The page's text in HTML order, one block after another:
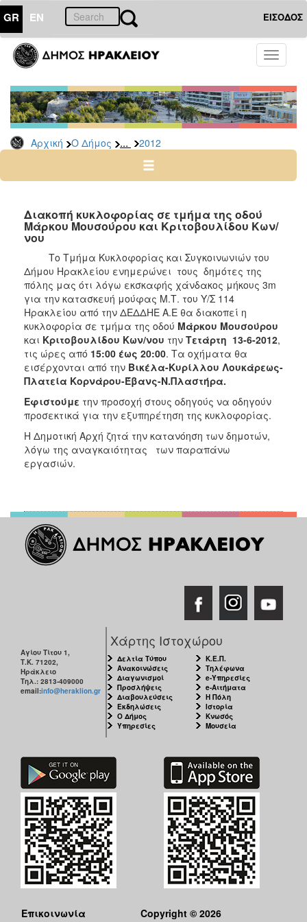
GR EN ΕΙΣΟΔΟΣ
Toggle
Αρχική Ο Δήμος ... 2012
ΔΗΜΟΣ
Δελτία
Τύπου
Αρχείο
2026
2024
2022
2020
2019
2018
2017
2016
2015
2012
2011
2010
ΤΟΠΟΣ
Διακοπή κυκλοφορίας σε τμήμα της οδού
Μάρκου Μουσούρου και Κριτοβουλίδου Κων/
νου
Το Τμήμα Κυκλοφορίας και Συγκοινωνιών του
Δήμου Ηρακλείου ενημερώνει τους δημότες της
πόλης μας ότι λόγω εκσκαφής χάνδακος μήκους 3m
για την κατασκευή μούφας Μ.Τ. του Υ/Σ 114
Ηρακλείου από την ΔΕΔΔΗΕ Α.Ε θα διακοπεί η
κυκλοφορία σε τμήμα της οδού Μάρκου Μουσούρου
και Κριτοβουλίδου Κων/νου την Τετάρτη 13-6-2012,
τις ώρες από 15:00 έως 20:00. Τα οχήματα θα
εισέρχονται από την Βικέλα-Κυρίλλου Λουκάρεως-
Πλατεία Κορνάρου-Έβανς-Ν.Πλαστήρα.
Εφιστούμε την προσοχή στους οδηγούς να οδηγούν
προσεκτικά για την εξυπηρέτηση της κυκλοφορίας.
Η Δημοτική Αρχή ζητά την κατανόηση των δημοτών,
λόγω της αναγκαιότητας των παραπάνω
εργασιών.
Αγίου Τίτου 1,
Τ.Κ. 71202,
Ηράκλειο
Τηλ.: 2813-409000
email:info@heraklion.gr
Χάρτης Ιστοχώρου
Δελτία Τύπου
Ανακοινώσεις
Διαγωνισμοί
Προσλήψεις
Διαβουλεύσεις
Εκδηλώσεις
Ο Δήμος
Υπηρεσίες
Κ.Ε.Π.
Τηλέφωνα
e-Υπηρεσίες
e-Αιτήματα
Η Πόλη
Ιστορία
Κνωσός
Μουσεία
Επικοινωνία Copyright © 2026